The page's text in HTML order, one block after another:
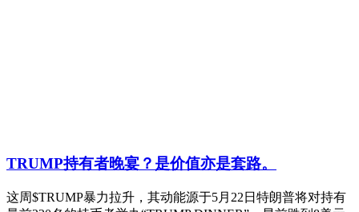
TRUMP持有者晚宴？是价值亦是套路。
这周$TRUMP暴力拉升，其动能源于5月22日特朗普将对持有